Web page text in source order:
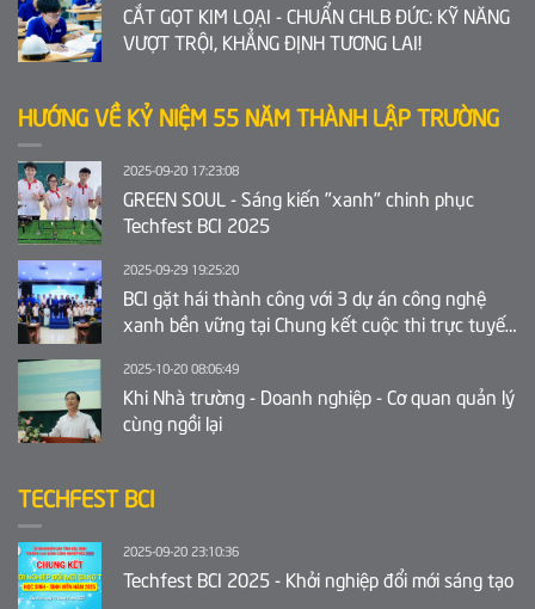
CẮT GỌT KIM LOẠI - CHUẨN CHLB ĐỨC: KỸ NĂNG
VƯỢT TRỘI, KHẲNG ĐỊNH TƯƠNG LAI!
HƯỚNG VỀ KỶ NIỆM 55 NĂM THÀNH LẬP TRƯỜNG
2025-09-20 17:23:08
GREEN SOUL - Sáng kiến "xanh" chinh phục
Techfest BCI 2025
2025-09-29 19:25:20
BCI gặt hái thành công với 3 dự án công nghệ
xanh bền vững tại Chung kết cuộc thi trực tuyến
2025-10-20 08:06:49
Khi Nhà trường - Doanh nghiệp - Cơ quan quản lý
cùng ngồi lại
TECHFEST BCI
2025-09-20 23:10:36
Techfest BCI 2025 - Khởi nghiệp đổi mới sáng tạo